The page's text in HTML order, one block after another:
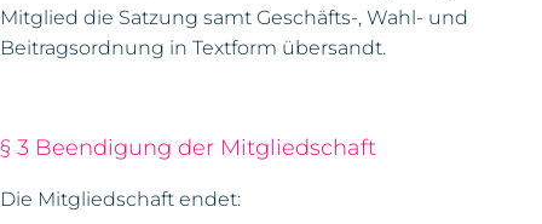
Mitglied die Satzung samt Geschäfts-, Wahl- und
Beitragsordnung in Textform übersandt.
§ 3 Beendigung der Mitgliedschaft
Die Mitgliedschaft endet: